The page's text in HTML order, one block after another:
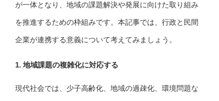
が一体となり、地域の課題解決や発展に向けた取り組み
を推進するための枠組みです。本記事では、行政と民間
企業が連携する意義について考えてみましょう。
1. 地域課題の複雑化に対応する
現代社会では、少子高齢化、地域の過疎化、環境問題な